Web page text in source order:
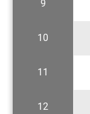
9
10
11
12